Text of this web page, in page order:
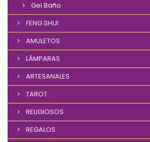
Gel Baño
FENG SHUI
AMULETOS
LÁMPARAS
ARTESANALES
TAROT
RELIGIOSOS
REGALOS